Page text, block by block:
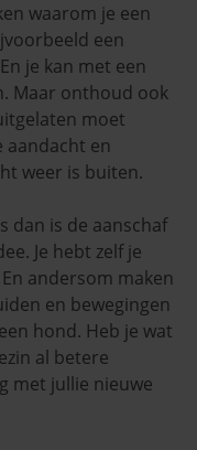
waarom je een
een
je kan met een
Maar onthoud ook
moet
aandacht en
weer is buiten.
dan is de aanschaf
Je hebt zelf je
andersom maken
en bewegingen
hond. Heb je wat
al betere
met jullie nieuwe